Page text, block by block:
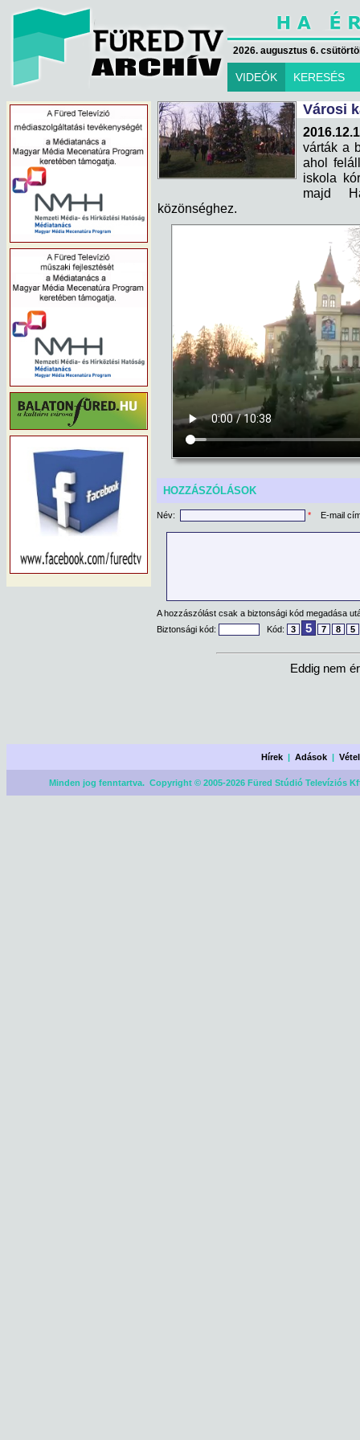
2026. augusztus 6.
VIDEÓK KERESÉS
Városi
várták a
ahol
iskola
majd
közönséghez.
HOZZÁSZÓLÁSOK
Név: * E-mail
A hozzászólást csak a biztonsági kód megadása
Biztonsági kód:
Kód: 3 5 7 8 5
Eddig nem
Hírek |Adások |
Minden jog fenntartva. Copyright © 2005-2026 Füred Stúdió Televíziós